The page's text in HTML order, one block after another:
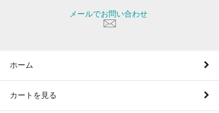
メールでお問い合わせ
ホーム
カートを見る